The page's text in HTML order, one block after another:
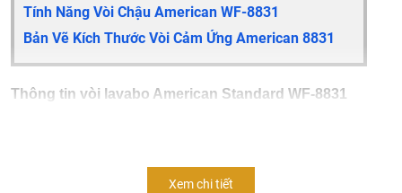
Tính Năng Vòi Chậu American WF-8831
Bản Vẽ Kích Thước Vòi Cảm Ứng American 8831
Thông tin vòi lavabo American Standard WF-8831
Chất liệu: Đồng mạ Crom, Niken
Xem chi tiết